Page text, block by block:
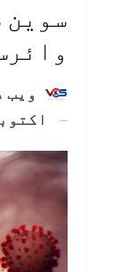
سوين
ويب
اکتوبر 16,